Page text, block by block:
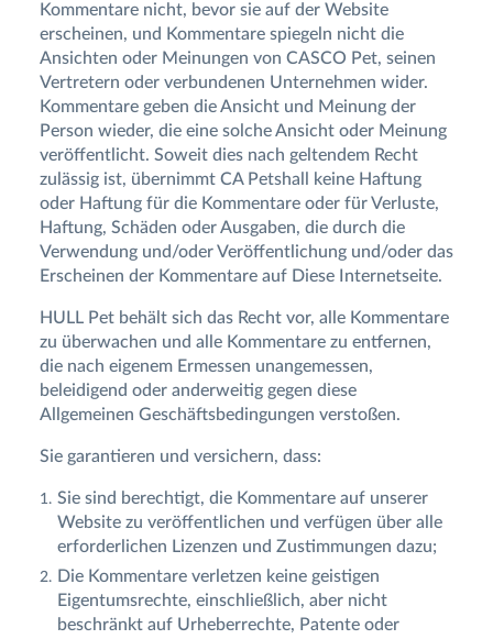
Kommentare nicht, bevor sie auf der Website
erscheinen, und Kommentare spiegeln nicht die
Ansichten oder Meinungen von CASCO Pet, seinen
Vertretern oder verbundenen Unternehmen wider.
Kommentare geben die Ansicht und Meinung der
Person wieder, die eine solche Ansicht oder Meinung
veröffentlicht. Soweit dies nach geltendem Recht
zulässig ist, übernimmt CA Petshall keine Haftung
oder Haftung für die Kommentare oder für Verluste,
Haftung, Schäden oder Ausgaben, die durch die
Verwendung und/oder Veröffentlichung und/oder das
Erscheinen der Kommentare auf Diese Internetseite.
HULL Pet behält sich das Recht vor, alle Kommentare
zu überwachen und alle Kommentare zu entfernen,
die nach eigenem Ermessen unangemessen,
beleidigend oder anderweitig gegen diese
Allgemeinen Geschäftsbedingungen verstoßen.
Sie garantieren und versichern, dass:
Sie sind berechtigt, die Kommentare auf unserer
Website zu veröffentlichen und verfügen über alle
erforderlichen Lizenzen und Zustimmungen dazu;
Die Kommentare verletzen keine geistigen
Eigentumsrechte, einschließlich, aber nicht
beschränkt auf Urheberrechte, Patente oder